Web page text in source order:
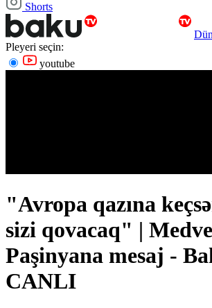
Shorts
Pleyeri seçin:
youtube
"Avropa qazına
sizi qovacaq" |
Paşinyana mesaj -
CANLI